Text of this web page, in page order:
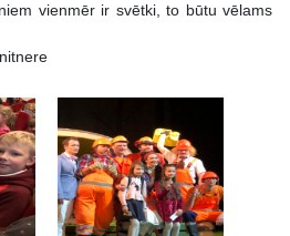
vienmēr ir svētki, to būtu vēlams